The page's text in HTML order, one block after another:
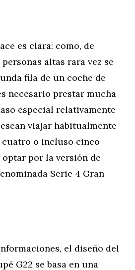
es clara: como, de
altas rara vez se
fila de un coche de
necesario prestar mucha
especial relativamente
viajar habitualmente
cuatro o incluso cinco
por la versión de
Serie 4 Gran
el diseño del
G22 se basa en una